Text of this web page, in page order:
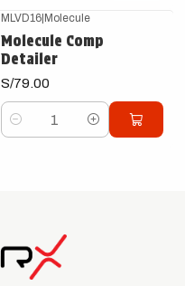
MLVD16|Molecule
Molecule Comp
Detailer
S/79.00
Cantidad